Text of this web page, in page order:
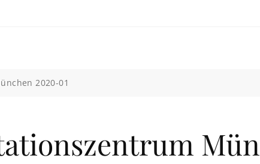
2020-01